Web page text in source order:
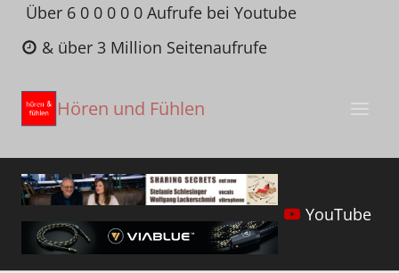
Zum
Inhalt
springen
Über 6 0 0 0 0 0 Aufrufe bei Youtube
& über 3 Million Seitenaufrufe
Hören und Fühlen
YouTube